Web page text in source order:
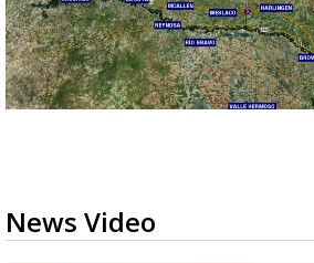
News Video